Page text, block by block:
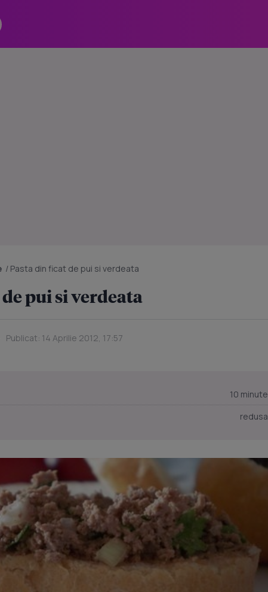
/ Pasta din ficat de pui si verdeata
pui si verdeata
Publicat: 14 Aprilie 2012, 17:57
10 minute
redusa